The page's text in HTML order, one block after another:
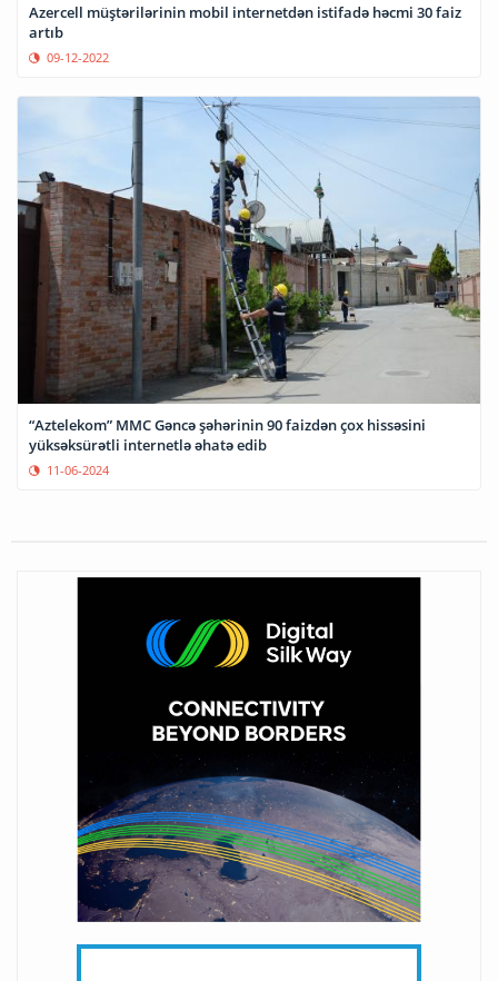
Azercell müştərilərinin mobil internetdən istifadə həcmi 30 faiz
artıb
09-12-2022
“Aztelekom” MMC Gəncə şəhərinin 90 faizdən çox hissəsini
yüksəksürətli internetlə əhatə edib
11-06-2024